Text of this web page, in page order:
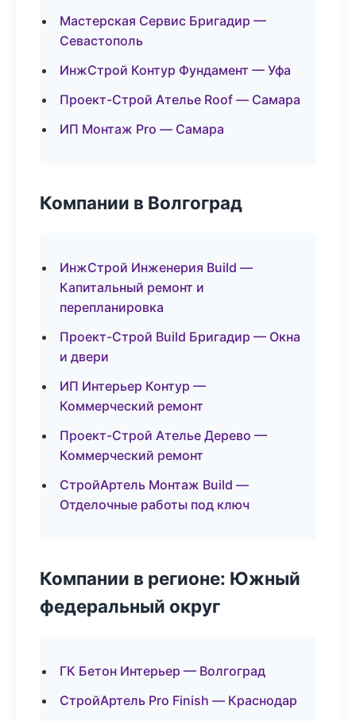
Мастерская Сервис Бригадир —
Севастополь
ИнжСтрой Контур Фундамент — Уфа
Проект-Строй Ателье Roof — Самара
ИП Монтаж Pro — Самара
Компании в Волгоград
ИнжСтрой Инженерия Build —
Капитальный ремонт и
перепланировка
Проект-Строй Build Бригадир — Окна
и двери
ИП Интерьер Контур —
Коммерческий ремонт
Проект-Строй Ателье Дерево —
Коммерческий ремонт
СтройАртель Монтаж Build —
Отделочные работы под ключ
Компании в регионе: Южный
федеральный округ
ГК Бетон Интерьер — Волгоград
СтройАртель Pro Finish — Краснодар